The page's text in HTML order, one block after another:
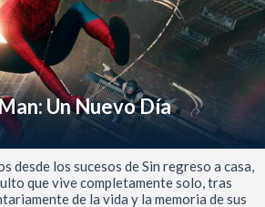
Un Nuevo Día
desde los sucesos de Sin regreso a casa,
que vive completamente solo, tras
de la vida y la memoria de sus